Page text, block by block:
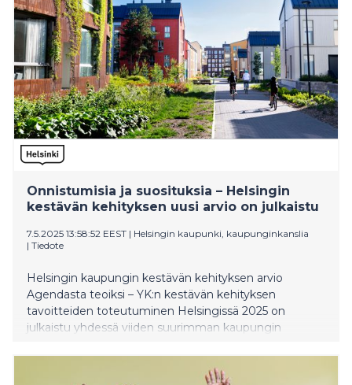
Onnistumisia ja suosituksia – Helsingin
kestävän kehityksen uusi arvio on julkaistu
7.5.2025 13:58:52 EEST | Helsingin kaupunki, kaupunginkanslia
| Tiedote
Helsingin kaupungin kestävän kehityksen arvio
Agendasta teoiksi – YK:n kestävän kehityksen
tavoitteiden toteutuminen Helsingissä 2025 on
julkaistu yhdessä viiden suurimman kaupungin
Helsingissä kuluneen valtuustokauden 2021–2025
aikana arvioidaan neljän pääteeman kautta;